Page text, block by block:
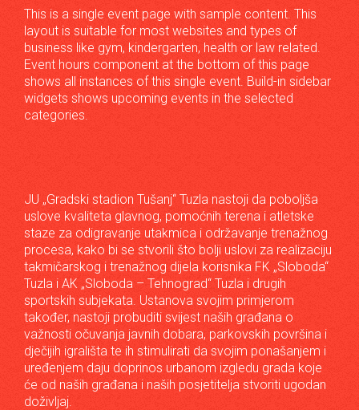
This is a single event page with sample content. This
layout is suitable for most websites and types of
business like gym, kindergarten, health or law related.
Event hours component at the bottom of this page
shows all instances of this single event. Build-in sidebar
widgets shows upcoming events in the selected
categories.
JU „Gradski stadion Tušanj“ Tuzla nastoji da poboljša
uslove kvaliteta glavnog, pomoćnih terena i atletske
staze za odigravanje utakmica i održavanje trenažnog
procesa, kako bi se stvorili što bolji uslovi za realizaciju
takmičarskog i trenažnog dijela korisnika FK „Sloboda“
Tuzla i AK „Sloboda – Tehnograd“ Tuzla i drugih
sportskih subjekata. Ustanova svojim primjerom
također, nastoji probuditi svijest naših građana o
važnosti očuvanja javnih dobara, parkovskih površina i
dječijih igrališta te ih stimulirati da svojim ponašanjem i
uređenjem daju doprinos urbanom izgledu grada koje
će od naših građana i naših posjetitelja stvoriti ugodan
doživljaj.